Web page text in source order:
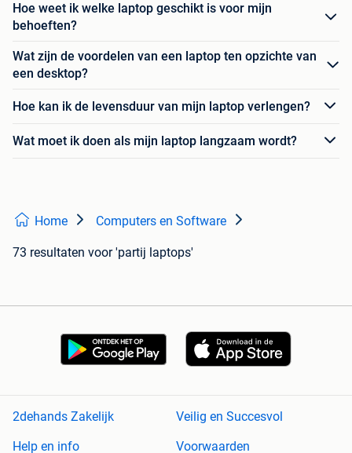
Hoe weet ik welke laptop geschikt is voor mijn
behoeften?
Wat zijn de voordelen van een laptop ten opzichte van
een desktop?
Hoe kan ik de levensduur van mijn laptop verlengen?
Wat moet ik doen als mijn laptop langzaam wordt?
Home Computers en Software
73 resultaten voor 'partij laptops'
2dehands Zakelijk
Veilig en Succesvol
Help en info
Voorwaarden